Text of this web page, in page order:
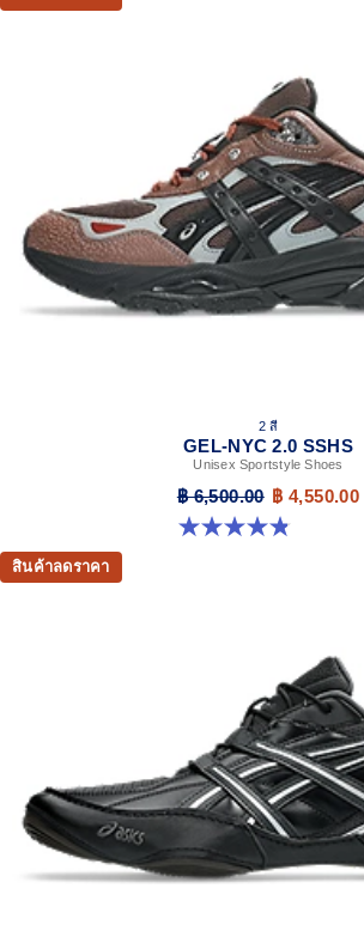
2 สี
GEL-NYC 2.0 SSHS
Unisex Sportstyle Shoes
฿ 6,500.00 ฿ 4,550.00
4.8 จาก 5 ดาว 31 รีวิว
สินค้าลดราคา